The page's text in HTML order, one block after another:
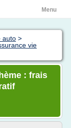
Menu
auto >
vie
: frais